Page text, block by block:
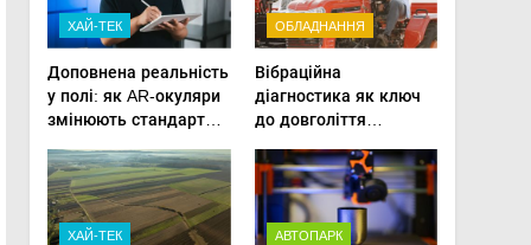
ХАЙ-ТЕК
Доповнена реальність
у полі: як AR-окуляри
змінюють стандарти
сільськогосподарської
техніки
ОБЛАДНАННЯ
Вібраційна
діагностика як ключ
до довголіття
агротехніки
ХАЙ-ТЕК АВТОПАРК